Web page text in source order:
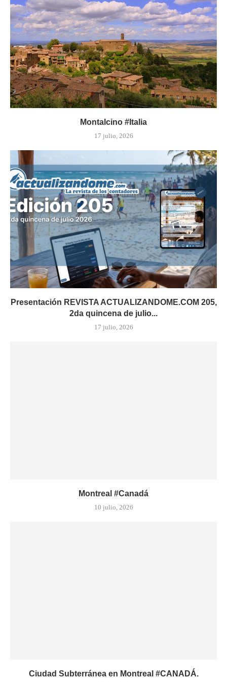
Montalcino #Italia
17 julio, 2026
Presentación REVISTA ACTUALIZANDOME.COM 205,
2da quincena de julio...
17 julio, 2026
Montreal #Canadá
10 julio, 2026
Ciudad Subterránea en Montreal #CANADÁ.